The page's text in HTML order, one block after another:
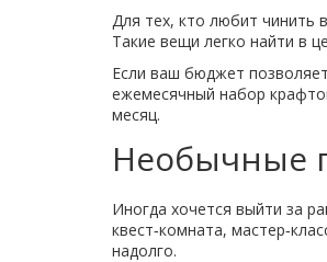
Для тех, кто любит чинить
Такие вещи легко найти в
Если ваш бюджет
ежемесячный набор
месяц.
Необычные
Иногда хочется выйти за
квест‑комната,
надолго.